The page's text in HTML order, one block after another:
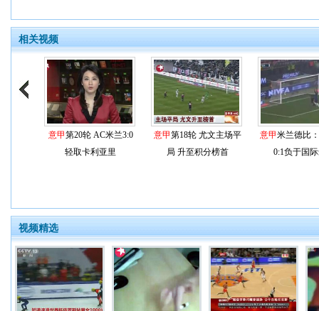
相关视频
意甲第20轮 AC米兰3:0
轻取卡利亚里
意甲第18轮 尤文主场平
局 升至积分榜首
意甲米兰德比
0:1负于国
视频精选